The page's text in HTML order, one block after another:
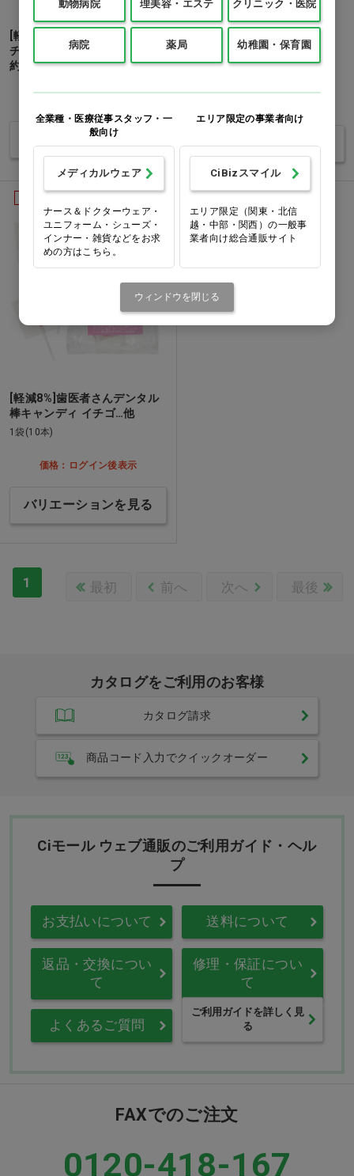
[軽減8%]歯医者さんが作った
チョコレート 箱タイプ(個包装
約20粒) 1箱…他
バリエーションを見る
[軽減8%]teteo 口内バランス
タブレットDC+ ブドウ…他
バリエーションを見る
[軽減8%]歯医者さんデンタル
棒キャンディ イチゴ…他
1袋(10本)
価格：ログイン後表示
バリエーションを見る
1 最初 前へ 次へ 最後
カタログをご利用のお客様
カタログ請求
商品コード入力でクイックオーダー
Ciモール ウェブ通販のご利用ガイド・ヘル
プ
お支払いについて 送料について
返品・交換につい
て
修理・保証につい
て
よくあるご質問
ご利用ガイドを詳しく見
る
FAXでのご注文
0120-418-167
動物病院 理美容・エステ クリニック・医院
病院 薬局 幼稚園・保育園
全業種・医療従事スタッフ・一
般向け
メディカルウェア
ナース＆ドクターウェア・
ユニフォーム・シューズ・
インナー・雑貨などをお求
めの方はこちら。
エリア限定の事業者向け
CiBizスマイル
エリア限定（関東・北信
越・中部・関西）の一般事
業者向け総合通販サイト
ウィンドウを閉じる